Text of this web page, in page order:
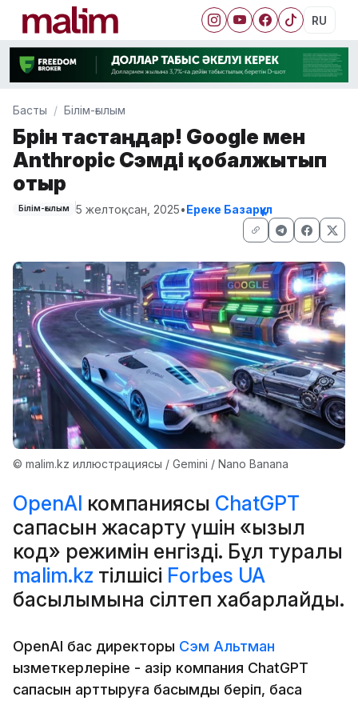
RU
Басты Білім-ғылым
Бәрін тастаңдар! Google мен
Anthropic Сэмді қобалжытып
отыр
Білім-ғылым 5 желтоқсан, 2025•Ереке Базарқұл
© malim.kz иллюстрациясы / Gemini / Nano Banana
OpenAI компаниясы ChatGPT
сапасын жақсарту үшін «қызыл
код» режимін енгізді. Бұл туралы
malim.kz тілшісі Forbes UA
басылымына сілтеп хабарлайды.
OpenAI бас директоры Сэм Альтман
қызметкерлеріне - қазір компания ChatGPT
сапасын арттыруға басымдық беріп, басқа